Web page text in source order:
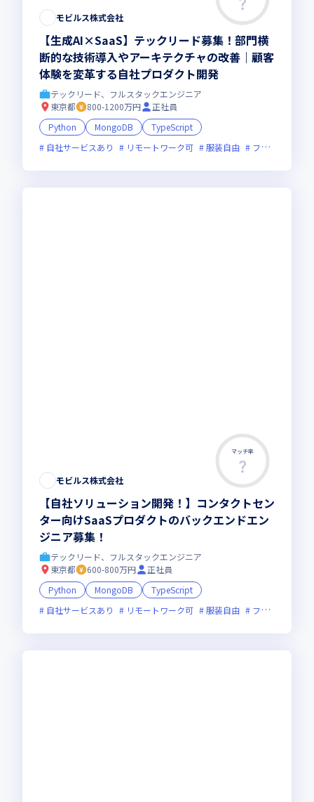
モビルス株式会社
【生成AI×SaaS】テックリード募集！部門横
断的な技術導入やアーキテクチャの改善｜顧客
体験を変革する自社プロダクト開発
テックリード、フルスタックエンジニア
東京都
800-1200万円
正社員
Python
MongoDB
TypeScript
自社サービスあり
リモートワーク可 服装自由 フレックス制度あり
マッチ率
モビルス株式会社
【自社ソリューション開発！】コンタクトセン
ター向けSaaSプロダクトのバックエンドエン
ジニア募集！
テックリード、フルスタックエンジニア
東京都
600-800万円
正社員
Python
MongoDB
TypeScript
自社サービスあり
リモートワーク可 服装自由 フレックス制度あり